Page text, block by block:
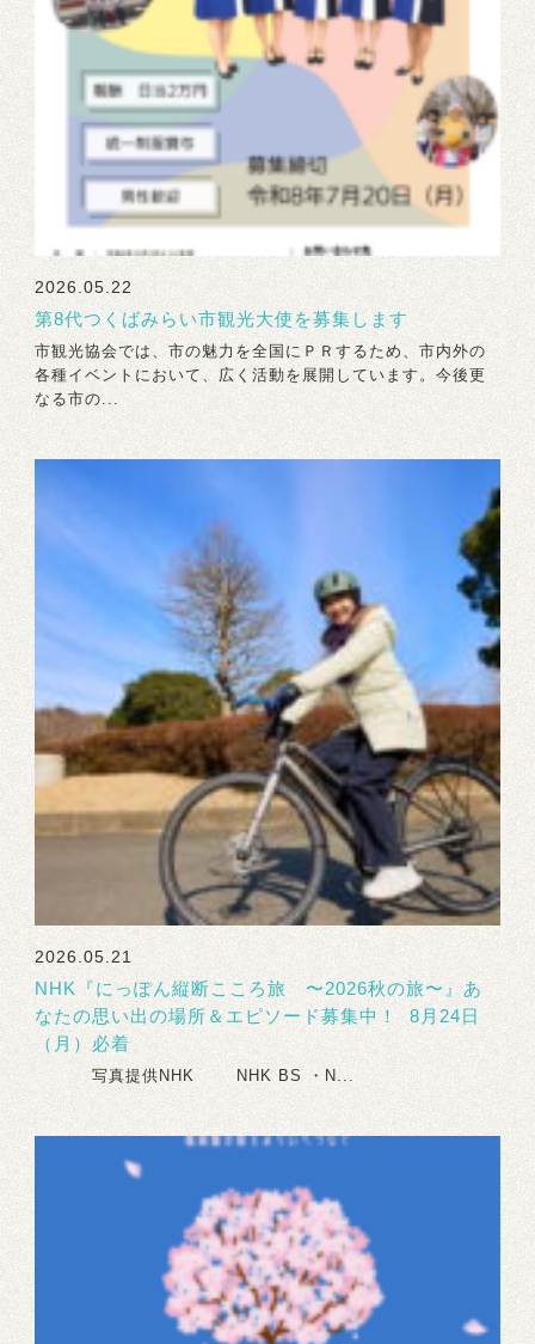
2026.05.22
第8代つくばみらい市観光大使を募集します
市観光協会では、市の魅力を全国にＰＲするため、市内外の
各種イベントにおいて、広く活動を展開しています。今後更
なる市の...
2026.05.21
NHK『にっぽん縦断こころ旅 〜2026秋の旅〜』あ
なたの思い出の場所＆エピソード募集中！ 8月24日
（月）必着
写真提供NHK NHK BS ・N...